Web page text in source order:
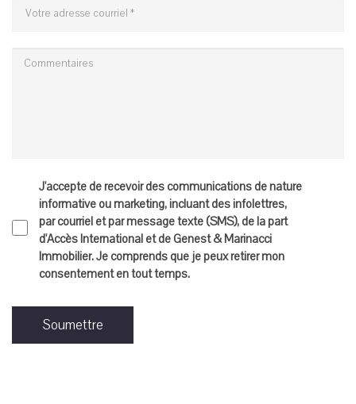
J'accepte de recevoir des communications de nature
informative ou marketing, incluant des infolettres,
par courriel et par message texte (SMS), de la part
d'Accès International et de Genest & Marinacci
Immobilier. Je comprends que je peux retirer mon
consentement en tout temps.
Soumettre